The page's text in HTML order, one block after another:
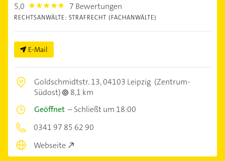
5,0 5.0 7 Bewertungen
RECHTSANWÄLTE: STRAFRECHT (FACHANWÄLTE)
E-Mail
Goldschmidtstr. 13,04103 Leipzig (Zentrum-
Südost)
8,1 km
Geöffnet –Schließt um 18:00
0341 97 85 62 90
Webseite